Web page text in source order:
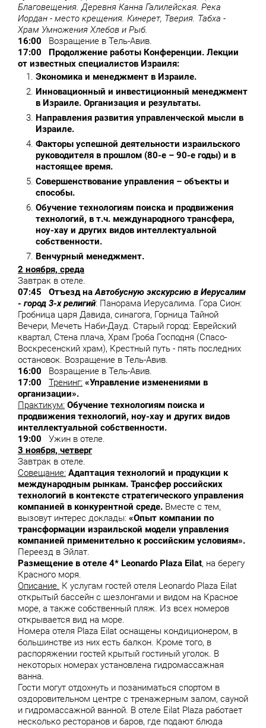
Благовещения. Деревня Канна Галилейская. Река
Иордан - место крещения. Кинерет, Тверия. Табха -
Храм Умножения Хлебов и Рыб.
16:00 Возращение в Тель-Авив.
17:00 Продолжение работы Конференции. Лекции
от известных специалистов Израиля:
Экономика и менеджмент в Израиле.
Инновационный и инвестиционный менеджмент
в Израиле. Организация и результаты.
Направления развития управленческой мысли в
Израиле.
Факторы успешной деятельности израильского
руководителя в прошлом (80-е – 90-е годы) и в
настоящее время.
Совершенствование управления – объекты и
способы.
Обучение технологиям поиска и продвижения
технологий, в т.ч. международного трансфера,
ноу-хау и других видов интеллектуальной
собственности.
Венчурный менеджмент.
2 ноября, среда
Завтрак в отеле.
07:45 Отъезд на Автобусную экскурсию в Иерусалим
- город 3-х религий: Панорама Иерусалима. Гора Сион:
Гробница царя Давида, синагога, Горница Тайной
Вечери, Мечеть Наби-Дауд. Старый город: Еврейский
квартал, Стена плача, Храм Гроба Господня (Спасо-
Воскресенский храм), Крестный путь - пять последних
остановок. Возращение в Тель-Авив.
16:00 Возращение в Тель-Авив.
17:00 Тренинг: «Управление изменениями в
организации».
Практикум: Обучение технологиям поиска и
продвижения технологий, ноу-хау и других видов
интеллектуальной собственности.
19:00 Ужин в отеле.
3 ноября, четверг
Завтрак в отеле.
Совещание: Адаптация технологий и продукции к
международным рынкам. Трансфер российских
технологий в контексте стратегического управления
компанией в конкурентной среде. Вместе с тем,
вызовут интерес доклады: «Опыт компании по
трансформации израильской модели управления
компанией применительно к российским условиям».
Переезд в Эйлат.
Размещение в отеле 4* Leonardo Plaza Eilat, на берегу
Красного моря.
Описание. К услугам гостей отеля Leonardo Plaza Eilat
открытый бассейн с шезлонгами и видом на Красное
море, а также собственный пляж. Из всех номеров
открывается вид на море.
Номера отеля Plaza Eilat оснащены кондиционером, в
большинстве из них есть балкон. Кроме того, в
распоряжении гостей крытый гостиный уголок. В
некоторых номерах установлена гидромассажная
ванна.
Гости могут отдохнуть и позаниматься спортом в
оздоровительном центре с тренажерным залом, сауной
и гидромассажной ванной. В отеле Eilat Plaza работает
несколько ресторанов и баров, где подают блюда